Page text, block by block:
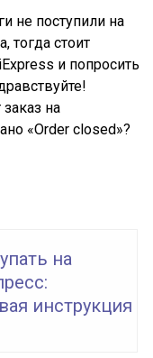
не поступили на
тогда стоит
и попросить
на
«Order closed»?
на
инструкция